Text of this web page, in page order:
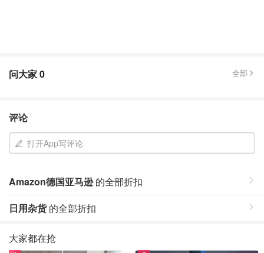
问大家0 全部
评论
打开App写评论
Amazon德国亚马逊的全部折扣
日用杂货的全部折扣
大家都在抢